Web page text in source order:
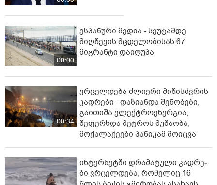
00:00
ესპანური მედია - სეუტამდე
მიღწევის მცდელობისას 67
მიგრანტი დაიღუპა
00:34
ვრცელდება ძლიერი მიწისძვრის
კადრები - დაზიანდა შენობები,
გაითიშა ელექტროენერგია,
შეფერხდა მეტროს მუშაობა,
მოქალაქეები პანიკამ მოიცვა
ინ­ტერ­ნეტ­ში დრა­მა­ტუ­ლი კად­რე­
ბი ვრცელდება, რომელიც 16